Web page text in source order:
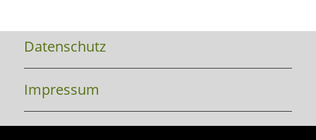
Datenschutz
Impressum